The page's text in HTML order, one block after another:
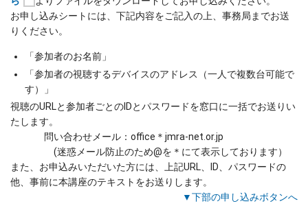
お申し込みシートには、下記内容をご記入の上、事務局までお送
りください。
「参加者のお名前」
「参加者の視聴するデバイスのアドレス（一人で複数台可能で
す）」
視聴のURLと参加者ごとのIDとパスワードを窓口に一括でお送りい
たします。
問い合わせメール：office＊jmra-net.or.jp
(迷惑メール防止のため@を＊にて表示しております）
また、お申込みいただいた方には、上記URL、ID、パスワードの
他、事前に本講座のテキストをお送りします。
▼下部の申し込みボタンへ